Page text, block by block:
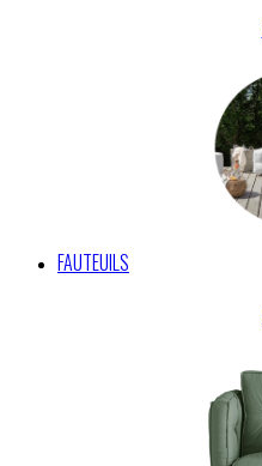
FAUTEUILS